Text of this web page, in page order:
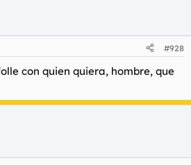
#928
con quien quiera, hombre, que